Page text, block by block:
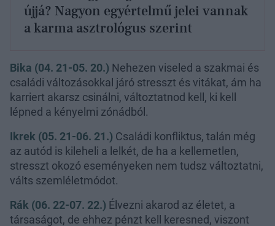
újjá? Nagyon egyértelmű jelei vannak
a karma asztrológus szerint
Bika (04. 21-05. 20.) Nehezen viseled a szakmai és
családi változásokkal járó stresszt és vitákat, ám ha
karriert akarsz csinálni, változtatnod kell, ki kell
lépned a kényelmi zónádból.
Ikrek (05. 21-06. 21.) Családi konfliktus, talán még
az autód is kileheli a lelkét, de ha a kellemetlen,
stresszt okozó eseményeken nem tudsz változtatni,
válts szemléletmódot.
Rák (06. 22-07. 22.) Élvezni akarod az életet, a
társaságot, de ehhez pénzt kell keresned, viszont